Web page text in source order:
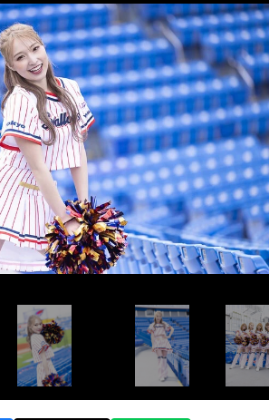
Naozumi
ー紹介ムービー＞＞
ー紹介ムービー＞＞